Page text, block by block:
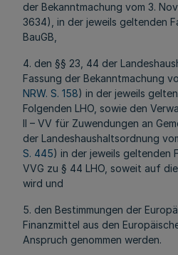
der Bekanntmachung vom 3.
3634), in der jeweils geltenden
BauGB,
4. den §§ 23, 44 der
Fassung der Bekanntmachung
NRW. S. 158) in der jeweils
Folgenden LHO, sowie den
II – VV für Zuwendungen an
der Landeshaushaltsordnung
S. 445) in der jeweils geltenden
VVG zu § 44 LHO, soweit auf
wird und
5. den Bestimmungen der
Finanzmittel aus den
Anspruch genommen werden.